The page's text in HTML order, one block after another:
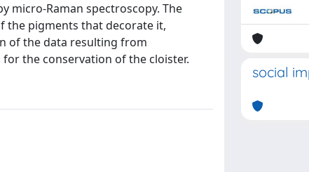
micro-Raman spectroscopy. The
the pigments that decorate it,
of the data resulting from
the conservation of the cloister.
social